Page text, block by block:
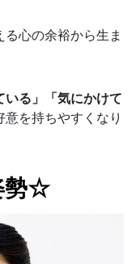
心の余裕から生ま
いる」「気にかけて
を持ちやすくなり
勢☆